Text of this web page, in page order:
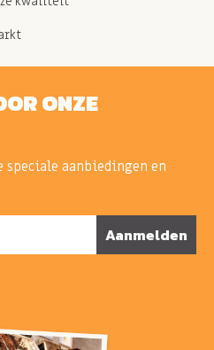
ONZE
speciale aanbiedingen en
Aanmelden